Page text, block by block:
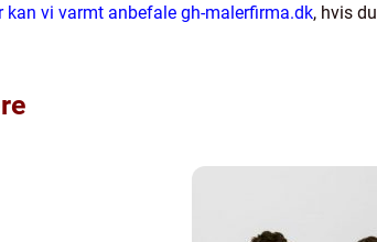
kan vi varmt anbefale gh-malerfirma.dk, hvis du